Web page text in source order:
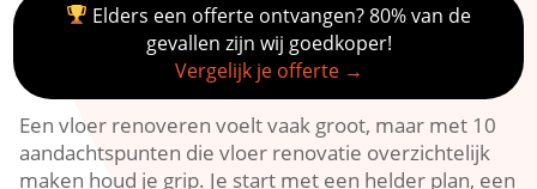
Elders een offerte ontvangen? 80% van de
gevallen zijn wij goedkoper!
Vergelijk je offerte →
Een vloer renoveren voelt vaak groot, maar met 10
aandachtspunten die vloer renovatie overzichtelijk
maken houd je grip.​ Je start met een helder plan, een